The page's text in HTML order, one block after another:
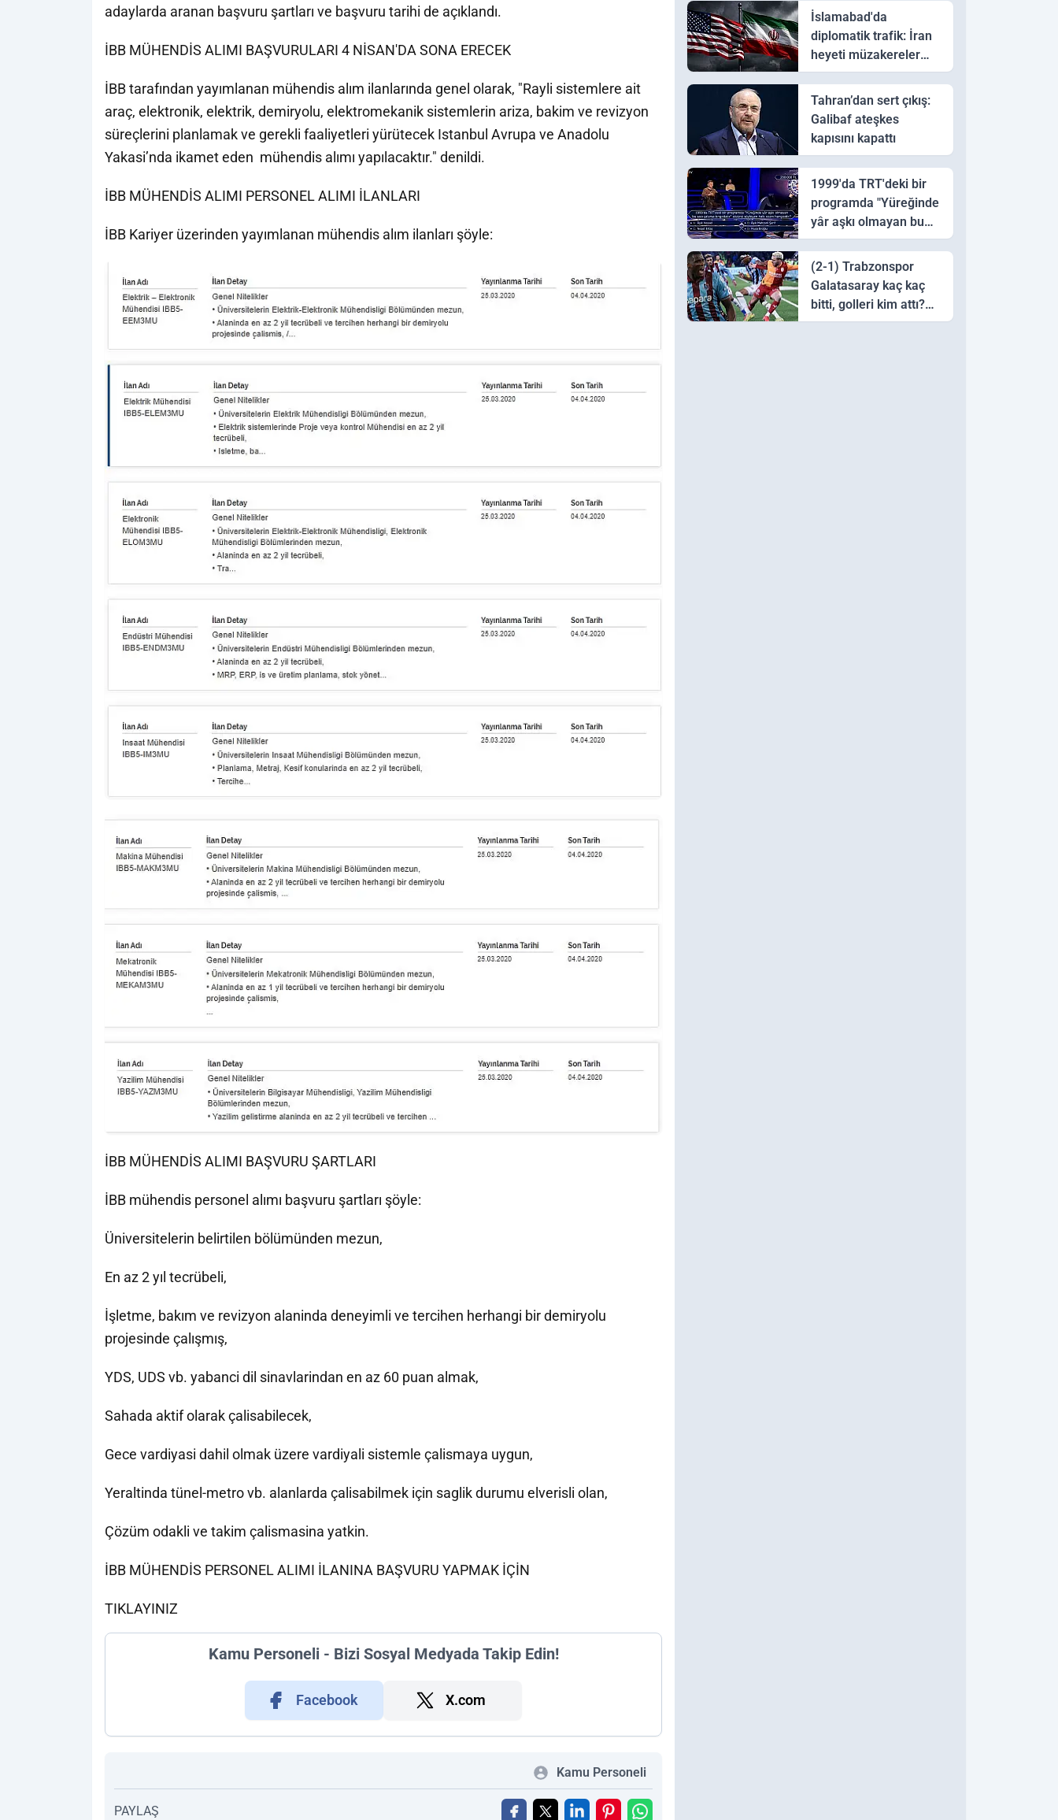
adaylarda aranan başvuru şartları ve başvuru tarihi de açıklandı.
İBB MÜHENDİS ALIMI BAŞVURULARI 4 NİSAN'DA SONA ERECEK
İBB tarafından yayımlanan mühendis alım ilanlarında genel olarak, "Rayli sistemlere ait
araç, elektronik, elektrik, demiryolu, elektromekanik sistemlerin ariza, bakim ve revizyon
süreçlerini planlamak ve gerekli faaliyetleri yürütecek Istanbul Avrupa ve Anadolu
Yakasi’nda ikamet eden mühendis alımı yapılacaktır." denildi.
İBB MÜHENDİS ALIMI PERSONEL ALIMI İLANLARI
İBB Kariyer üzerinden yayımlanan mühendis alım ilanları şöyle:
İBB MÜHENDİS ALIMI BAŞVURU ŞARTLARI
İBB mühendis personel alımı başvuru şartları şöyle:
Üniversitelerin belirtilen bölümünden mezun,
En az 2 yıl tecrübeli,
İşletme, bakım ve revizyon alaninda deneyimli ve tercihen herhangi bir demiryolu
projesinde çalışmış,
YDS, UDS vb. yabanci dil sinavlarindan en az 60 puan almak,
Sahada aktif olarak çalisabilecek,
Gece vardiyasi dahil olmak üzere vardiyali sistemle çalismaya uygun,
Yeraltinda tünel-metro vb. alanlarda çalisabilmek için saglik durumu elverisli olan,
Çözüm odakli ve takim çalismasina yatkin.
İBB MÜHENDİS PERSONEL ALIMI İLANINA BAŞVURU YAPMAK İÇİN
TIKLAYINIZ
Kamu Personeli - Bizi Sosyal Medyada Takip Edin!
Facebook X.com
Kamu Personeli
PAYLAŞ
İslamabad'da
diplomatik trafik: İran
heyeti müzakereler
için Pakistan'a ulaştı
Tahran’dan sert çıkış:
Galibaf ateşkes
kapısını kapattı
1999'da TRT'deki bir
programda "Yüreğinde
yâr aşkı olmayan bu
sazı çalarsa tingirdatır"
sözünü söyleyen halk
ozanı hangisidir?
(2-1) Trabzonspor
Galatasaray kaç kaç
bitti, golleri kim attı?
Trabzonspor